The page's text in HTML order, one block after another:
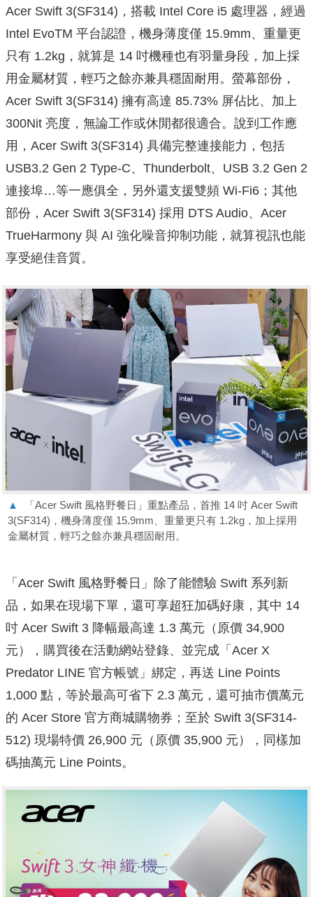
Acer Swift 3(SF314)，搭載 Intel Core i5 處理器，經過
Intel EvoTM 平台認證，機身薄度僅 15.9mm、重量更
只有 1.2kg，就算是 14 吋機種也有羽量身段，加上採
用金屬材質，輕巧之餘亦兼具穩固耐用。螢幕部份，
Acer Swift 3(SF314) 擁有高達 85.73% 屏佔比、加上
300Nit 亮度，無論工作或休閒都很適合。說到工作應
用，Acer Swift 3(SF314) 具備完整連接能力，包括
USB3.2 Gen 2 Type-C、Thunderbolt、USB 3.2 Gen 2
連接埠…等一應俱全，另外還支援雙頻 Wi-Fi6；其他
部份，Acer Swift 3(SF314) 採用 DTS Audio、Acer
TrueHarmony 與 AI 強化噪音抑制功能，就算視訊也能
享受絕佳音質。
▲
「Acer Swift 風格野餐日」重點產品，首推 14 吋 Acer Swift
3(SF314)，機身薄度僅 15.9mm、重量更只有 1.2kg，加上採用
金屬材質，輕巧之餘亦兼具穩固耐用。
「Acer Swift 風格野餐日」除了能體驗 Swift 系列新
品，如果在現場下單，還可享超狂加碼好康，其中 14
吋 Acer Swift 3 降幅最高達 1.3 萬元（原價 34,900
元），購買後在活動網站登錄、並完成「Acer X
Predator LINE 官方帳號」綁定，再送 Line Points
1,000 點，等於最高可省下 2.3 萬元，還可抽市價萬元
的 Acer Store 官方商城購物券；至於 Swift 3(SF314-
512) 現場特價 26,900 元（原價 35,900 元），同樣加
碼抽萬元 Line Points。